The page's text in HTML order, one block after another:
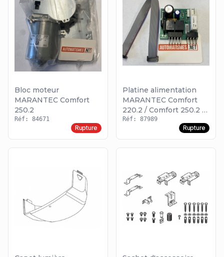
Bloc moteur
MARANTEC Comfort
250.2
Réf: 84671
Rupture
Platine alimentation
MARANTEC Comfort
220.2 / Comfort 250.2 /
Comfort 252.2
Réf: 87989
Rupture